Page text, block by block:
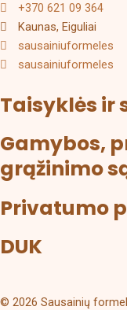
+370 621 09 364
Kaunas, Eiguliai
sausainiuformeles
sausainiuformeles
Taisyklės ir
Gamybos,
grąžinimo
Privatumo
DUK
© 2026 Sausainių